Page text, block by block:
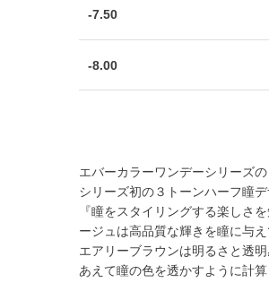
-7.50
-8.00
エバーカラーワンデーシリーズ
シリーズ初の３トーンハーフ瞳
『瞳をスタイリングする楽しさ
ージュは高品質な輝きを瞳に与
エアリーブラウンは明るさと透
あえて瞳の色を透かすように計